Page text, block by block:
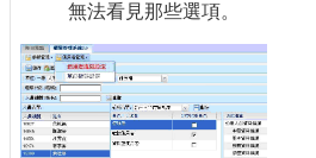
無法看見那些選項。